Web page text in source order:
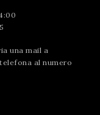
una mail a
al numero